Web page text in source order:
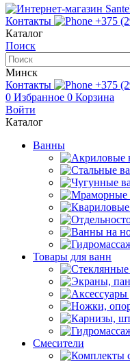
Контакты +375
Каталог
Поиск
Минск
Контакты
+375
0 Избранное 0 Корзина
Войти
Каталог
Ванны
Товары для ванн
Смесители